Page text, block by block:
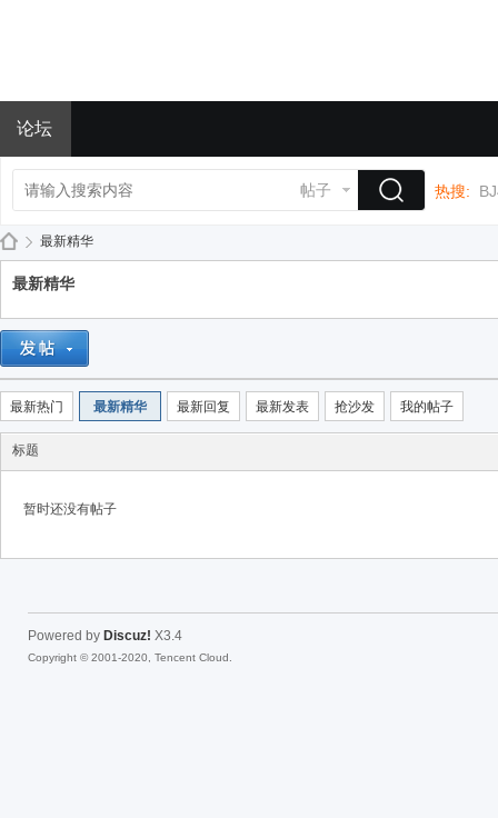
论坛
帖子 热搜:
BJ
40
›
最新精华
最新精华
最新热门 最新精华 最新回复 最新发表 抢沙发 我的帖子
标题
暂时还没有帖子
Powered by Discuz! X3.4
Copyright © 2001-2020, Tencent Cloud.